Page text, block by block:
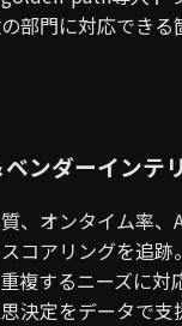
部門に対応でき
ンダーインテ
、オンタイム率、
コアリングを追跡
複するニーズに対
決定をデータで支